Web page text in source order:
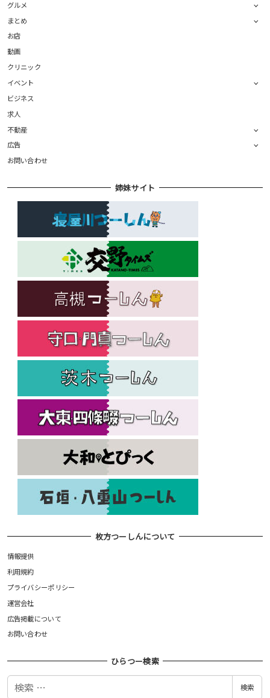
グルメ
まとめ
お店
動画
クリニック
イベント
ビジネス
求人
不動産
広告
お問い合わせ
姉妹サイト
枚方つーしんについて
情報提供
利用規約
プライバシーポリシー
運営会社
広告掲載について
お問い合わせ
ひらつー検索
検
検索